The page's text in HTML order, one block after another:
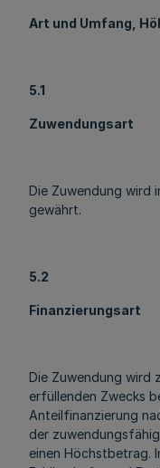
Art und Umfang,
5.1
Zuwendungsart
Die Zuwendung wird
gewährt.
5.2
Finanzierungsart
Die Zuwendung wird
erfüllenden Zwecks
Anteilfinanzierung
der
einen Höchstbetrag.